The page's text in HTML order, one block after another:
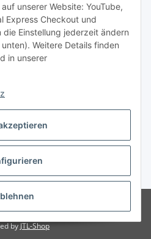
unserer Website: YouTube,
Express Checkout und
die Einstellung jederzeit ändern
Weitere Details finden
in unserer
widerrufen
** siehe Lieferbedingungen, zzgl.
und Wiederverkäufer
byJTL-Shop